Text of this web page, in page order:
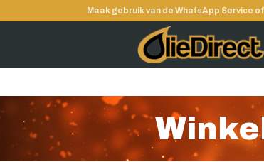
Maak gebruik van de WhatsApp Service